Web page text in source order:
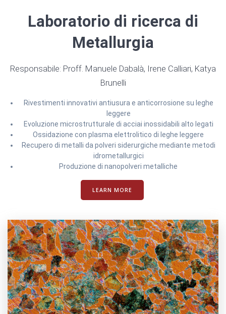
Laboratorio di ricerca di
Metallurgia
Responsabile: Proff. Manuele Dabalà, Irene Calliari, Katya
Brunelli
Rivestimenti innovativi antiusura e anticorrosione su leghe
leggere
Evoluzione microstrutturale di acciai inossidabili alto legati
Ossidazione con plasma elettrolitico di leghe leggere
Recupero di metalli da polveri siderurgiche mediante metodi
idrometallurgici
Produzione di nanopolveri metalliche
LEARN MORE